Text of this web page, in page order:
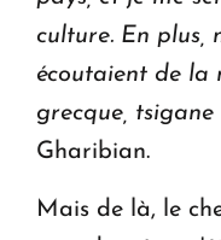
culture. En plus,
écoutaient de la
grecque, tsigane
Gharibian.
Mais de là, le